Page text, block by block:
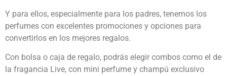
Y para ellos, especialmente para los padres, tenemos los
perfumes con excelentes promociones y opciones para
convertirlos en los mejores regalos.
Con bolsa o caja de regalo, podrás elegir combos como el de
la fragancia Live, con mini perfume y champú exclusivo